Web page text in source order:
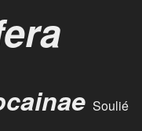
Soulié